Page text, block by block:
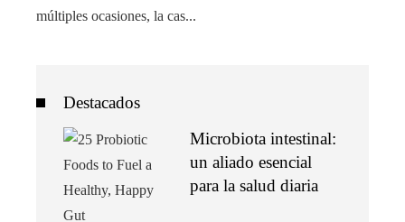
múltiples ocasiones, la cas...
Destacados
Microbiota intestinal:
un aliado esencial
para la salud diaria